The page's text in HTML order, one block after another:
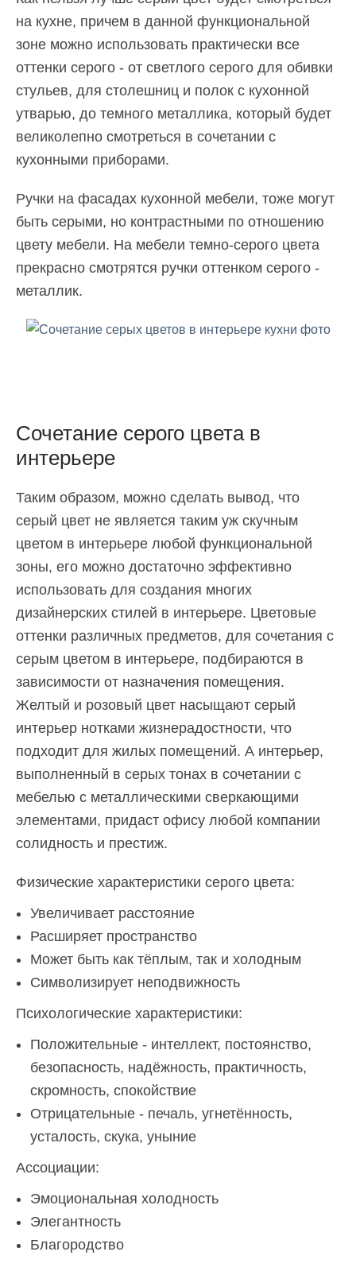
на кухне, причем в данной функциональной
зоне можно использовать практически все
оттенки серого - от светлого серого для обивки
стульев, для столешниц и полок с кухонной
утварью, до темного металлика, который будет
великолепно смотреться в сочетании с
кухонными приборами.
Ручки на фасадах кухонной мебели, тоже могут
быть серыми, но контрастными по отношению
цвету мебели. На мебели темно-серого цвета
прекрасно смотрятся ручки оттенком серого -
металлик.
Сочетание серого цвета в
интерьере
Таким образом, можно сделать вывод, что
серый цвет не является таким уж скучным
цветом в интерьере любой функциональной
зоны, его можно достаточно эффективно
использовать для создания многих
дизайнерских стилей в интерьере. Цветовые
оттенки различных предметов, для сочетания с
серым цветом в интерьере, подбираются в
зависимости от назначения помещения.
Желтый и розовый цвет насыщают серый
интерьер нотками жизнерадостности, что
подходит для жилых помещений. А интерьер,
выполненный в серых тонах в сочетании с
мебелью с металлическими сверкающими
элементами, придаст офису любой компании
солидность и престиж.
Физические характеристики серого цвета:
Увеличивает расстояние
Расширяет пространство
Может быть как тёплым, так и холодным
Символизирует неподвижность
Психологические характеристики:
Положительные - интеллект, постоянство,
безопасность, надёжность, практичность,
скромность, спокойствие
Отрицательные - печаль, угнетённость,
усталость, скука, уныние
Ассоциации:
Эмоциональная холодность
Элегантность
Благородство